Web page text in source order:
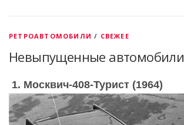
РЕТРОАВТОМОБИЛИ / СВЕЖЕЕ
Невыпущенные автомобили
1. Москвич-408-Турист (1964)